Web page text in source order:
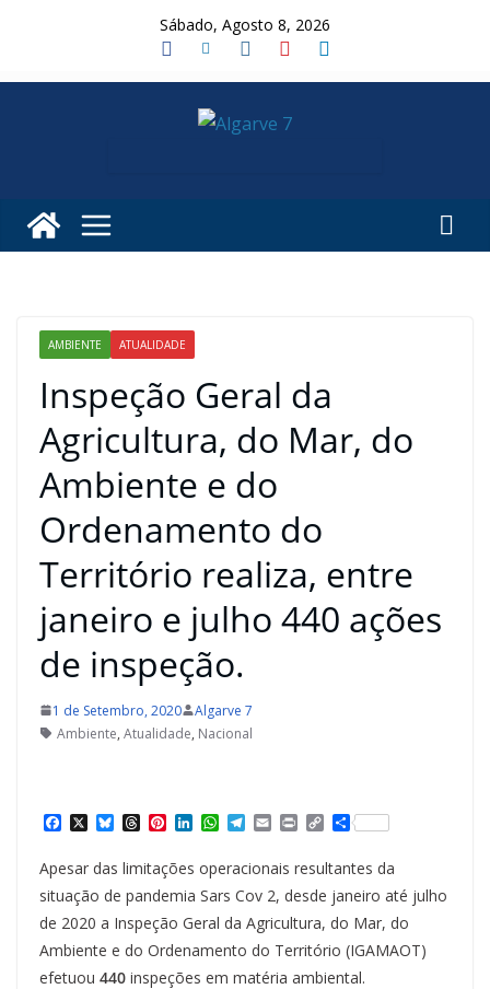
Sábado, Agosto 8, 2026
AMBIENTE ATUALIDADE
Inspeção Geral da
Agricultura, do Mar, do
Ambiente e do
Ordenamento do
Território realiza, entre
janeiro e julho 440 ações
de inspeção.
1 de Setembro, 2020
Algarve 7
Ambiente, Atualidade, Nacional
a
e
b
o
o
k
X B
u
e
s
k
y
T
h
r
e
a
d
s
P
n
t
e
r
e
s
t
L
k
e
d
I
n
W
h
t
s
A
p
p
T
e
e
g
r
a
m
E
m
a
i
l
P
n
t
C
o
p
y
L
i
n
k
S
h
a
r
e
Apesar das limitações operacionais resultantes da
situação de pandemia Sars Cov 2, desde janeiro até julho
de 2020 a Inspeção Geral da Agricultura, do Mar, do
Ambiente e do Ordenamento do Território (IGAMAOT)
efetuou 440 inspeções em matéria ambiental.